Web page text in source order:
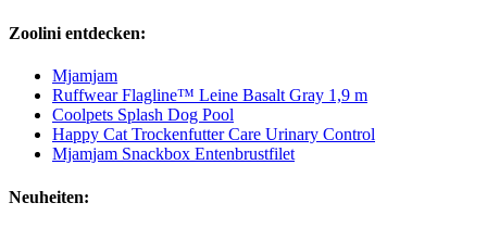
Zoolini entdecken:
Mjamjam
Ruffwear Flagline™ Leine Basalt Gray 1,9 m
Coolpets Splash Dog Pool
Happy Cat Trockenfutter Care Urinary Control
Mjamjam Snackbox Entenbrustfilet
Neuheiten: